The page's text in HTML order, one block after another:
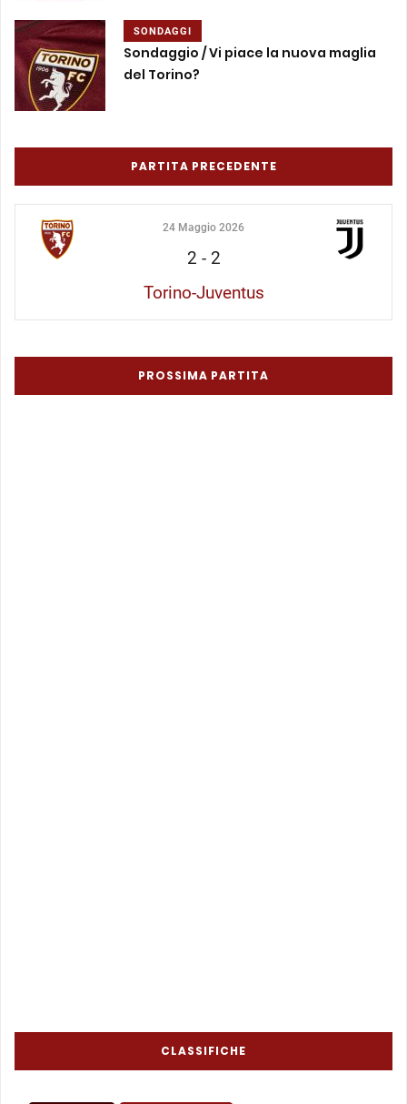
SONDAGGI
Sondaggio / Vi piace la nuova maglia
del Torino?
PARTITA PRECEDENTE
24 Maggio 2026
2 - 2
Torino-Juventus
PROSSIMA PARTITA
CLASSIFICHE